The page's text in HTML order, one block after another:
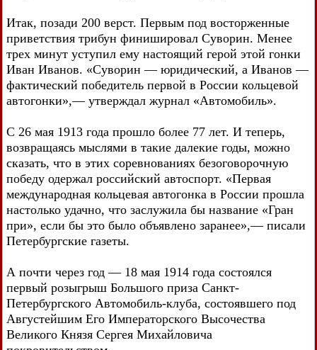
Итак, позади 200 верст. Первым под восторженные
приветствия трибун финишировал Суворин. Менее
трех минут уступил ему настоящий герой этой гонки
Иван Иванов. «Суворин — юридический, а Иванов —
фактический победитель первой в России кольцевой
автогонки»,— утверждал журнал «Автомобиль».
С 26 мая 1913 года прошло более 77 лет. И теперь,
возвращаясь мыслями в такие далекие годы, можно
сказать, что в этих соревнованиях безоговорочную
победу одержал российский автоспорт. «Первая
международная кольцевая автогонка в России прошла
настолько удачно, что заслужила бы название «Гран
при», если бы это было объявлено заранее»,— писали
Петербургские газеты.
А почти через год — 18 мая 1914 года состоялся
первый розыгрыш Большого приза Санкт-
Петербургского Автомобиль-клуба, состоявшего под
Августейшим Его Императорского Высочества
Великого Князя Сергея Михайловича